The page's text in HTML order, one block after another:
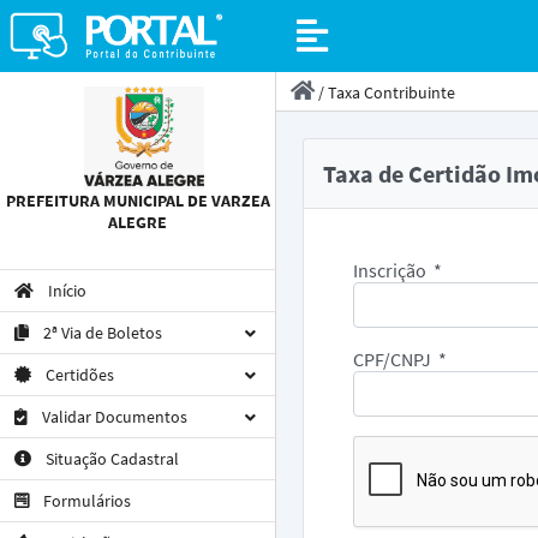
PREFEITURA MUNICIPAL DE VARZEA
ALEGRE
Início
2ª Via de Boletos
Certidões
Validar Documentos
Situação Cadastral
Formulários
/Taxa Contribuinte
Taxa de Certidão
Inscrição *
CPF/CNPJ *